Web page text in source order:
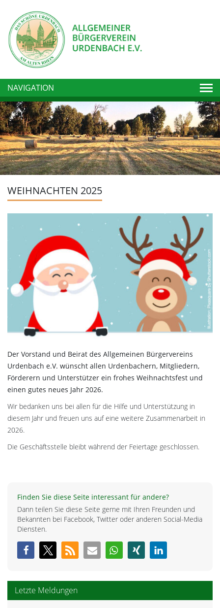
NAVIGATION
WEIHNACHTEN 2025
Der Vorstand und Beirat des Allgemeinen Bürgervereins
Urdenbach e.V. wünscht allen Urdenbachern, Mitgliedern,
Förderern und Unterstützer ein frohes Weihnachtsfest und
einen gutes neues Jahr 2026.
Wir bedanken uns bei allen für die Hilfe und Unterstützung in
diesem Jahr und freuen uns auf eine weitere Zusammenarbeit in
2026.
Die Geschäftsstelle bleibt während der Feiertage geschlossen.
Finden Sie diese Seite interessant für andere?
Dann teilen Sie diese Seite gerne mit Ihren Freunden und
Bekannten bei Facebook, Twitter oder anderen Social-Media
Diensten.
Letzte Meldungen